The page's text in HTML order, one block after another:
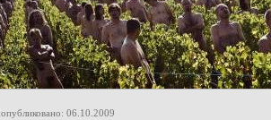
опубликовано: 06.10.2009